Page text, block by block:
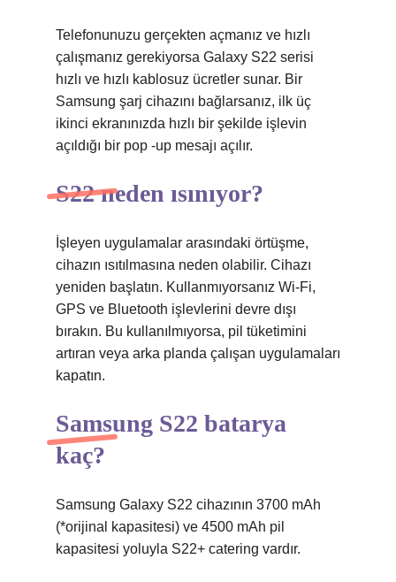
Telefonunuzu gerçekten açmanız ve hızlı
çalışmanız gerekiyorsa Galaxy S22 serisi
hızlı ve hızlı kablosuz ücretler sunar. Bir
Samsung şarj cihazını bağlarsanız, ilk üç
ikinci ekranınızda hızlı bir şekilde işlevin
açıldığı bir pop -up mesajı açılır.
S22 neden ısınıyor?
İşleyen uygulamalar arasındaki örtüşme,
cihazın ısıtılmasına neden olabilir. Cihazı
yeniden başlatın. Kullanmıyorsanız Wi-Fi,
GPS ve Bluetooth işlevlerini devre dışı
bırakın. Bu kullanılmıyorsa, pil tüketimini
artıran veya arka planda çalışan uygulamaları
kapatın.
Samsung S22 batarya
kaç?
Samsung Galaxy S22 cihazının 3700 mAh
(*orijinal kapasitesi) ve 4500 mAh pil
kapasitesi yoluyla S22+ catering vardır.